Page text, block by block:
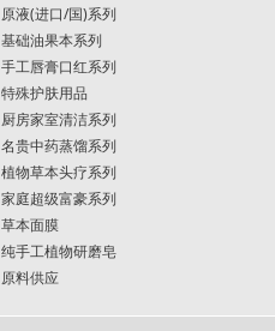
原液(进口/国)系列
基础油果本系列
手工唇膏口红系列
特殊护肤用品
厨房家室清洁系列
名贵中药蒸馏系列
植物草本头疗系列
家庭超级富豪系列
草本面膜
纯手工植物研磨皂
原料供应